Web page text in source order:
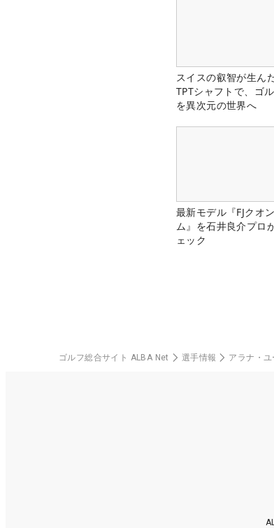
スイスの叡智が生ん
TPTシャフトで、ゴ
を異次元の世界へ
最新モデル『FJクオ
ム』を石井良介プロ
ェック
ゴルフ総合サイト ALBA Net 選手情報 アラナ・